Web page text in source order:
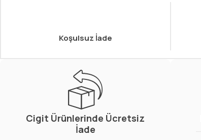
Koşulsuz İade
Cigit Ürünlerinde Ücretsiz
İade